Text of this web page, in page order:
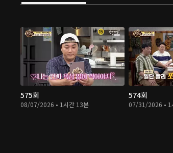
575회
08/07/2026 • 1시간 13분
574회
07/31/2026 • 1